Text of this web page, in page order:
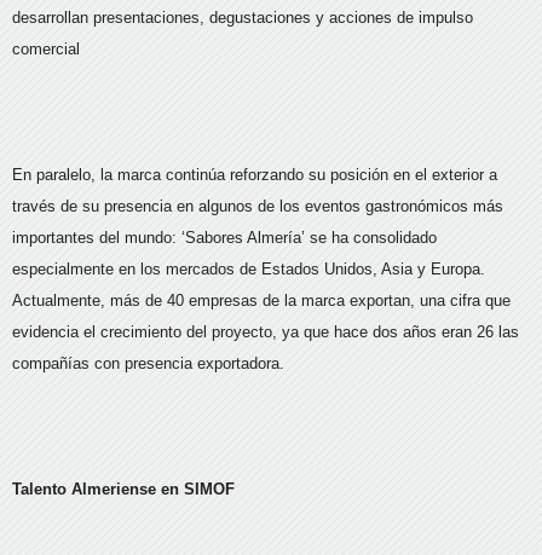
desarrollan presentaciones, degustaciones y acciones de impulso
comercial
En paralelo, la marca continúa reforzando su posición en el exterior a
través de su presencia en algunos de los eventos gastronómicos más
importantes del mundo: ‘Sabores Almería’ se ha consolidado
especialmente en los mercados de Estados Unidos, Asia y Europa.
Actualmente, más de 40 empresas de la marca exportan, una cifra que
evidencia el crecimiento del proyecto, ya que hace dos años eran 26 las
compañías con presencia exportadora.
Talento Almeriense en SIMOF